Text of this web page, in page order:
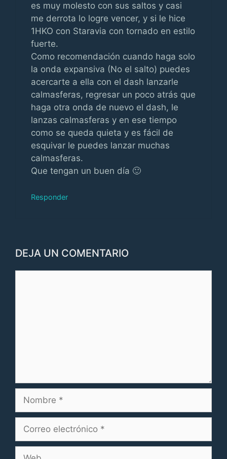
es muy molesto con sus saltos y casi
me derrota lo logre vencer, y si le hice
1HKO con Staravia con tornado en estilo
fuerte.
Como recomendación cuando haga solo
la onda expansiva (No el salto) puedes
acercarte a ella con el dash lanzarle
calmasferas, regresar un poco atrás que
haga otra onda de nuevo el dash, le
lanzas calmasferas y en ese tiempo
como se queda quieta y es fácil de
esquivar le puedes lanzar muchas
calmasferas.
Que tengan un buen día 🙂
Responder
DEJA UN COMENTARIO
Nombre
Correo
Web